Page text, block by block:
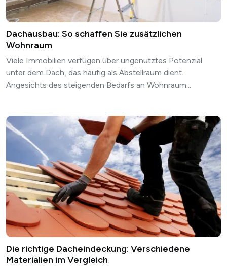
Dachausbau: So schaffen Sie zusätzlichen
Wohnraum
Viele Immobilien verfügen über ungenutztes Potenzial
unter dem Dach, das häufig als Abstellraum dient.
Angesichts des steigenden Bedarfs an Wohnraum...
Die richtige Dacheindeckung: Verschiedene
Materialien im Vergleich